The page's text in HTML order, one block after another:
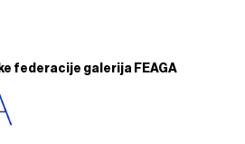
federacije galerija FEAGA